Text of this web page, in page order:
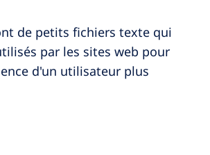
de petits fichiers texte qui
par les sites web pour
d'un utilisateur plus